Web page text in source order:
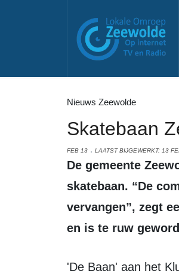
Nieuws Zeewolde
Skatebaan
FEB 13 LAATST BIJGEWERKT: 13
De gemeente Zeewolde trekt € 384.811,- uit voor het vervangen van de
skatebaan. “De
vervangen”, zegt
en is te ruw
'De Baan' aan het Kluunpad heeft in 2015 een rigoureuze opknapbeurt